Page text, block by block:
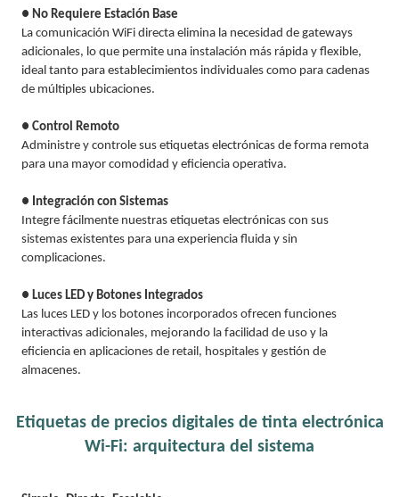
● No Requiere Estación Base
La comunicación WiFi directa elimina la necesidad de gateways
adicionales, lo que permite una instalación más rápida y flexible,
ideal tanto para establecimientos individuales como para cadenas
de múltiples ubicaciones.
● Control Remoto
Administre y controle sus etiquetas electrónicas de forma remota
para una mayor comodidad y eficiencia operativa.
● Integración con Sistemas
Integre fácilmente nuestras etiquetas electrónicas con sus
sistemas existentes para una experiencia fluida y sin
complicaciones.
● Luces LED y Botones Integrados
Las luces LED y los botones incorporados ofrecen funciones
interactivas adicionales, mejorando la facilidad de uso y la
eficiencia en aplicaciones de retail, hospitales y gestión de
almacenes.
Etiquetas de precios digitales de tinta electrónica
Wi-Fi: arquitectura del sistema